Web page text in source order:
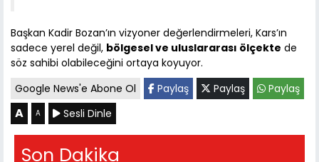
Başkan Kadir Bozan’ın vizyoner değerlendirmeleri, Kars’ın
sadece yerel değil, bölgesel ve uluslararası ölçekte de
söz sahibi olabileceğini ortaya koyuyor.
Google News'e Abone Ol
Paylaş Paylaş Paylaş
A A Sesli Dinle
Son Dakika